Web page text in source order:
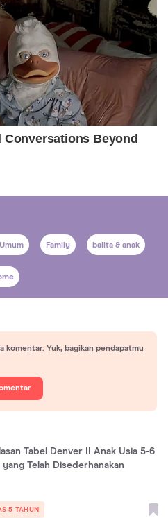
Family balita & anak
komentar. Yuk, bagikan pendapatmu
Tabel Denver II Anak Usia 5-6
yang Telah Disederhanakan
5 TAHUN